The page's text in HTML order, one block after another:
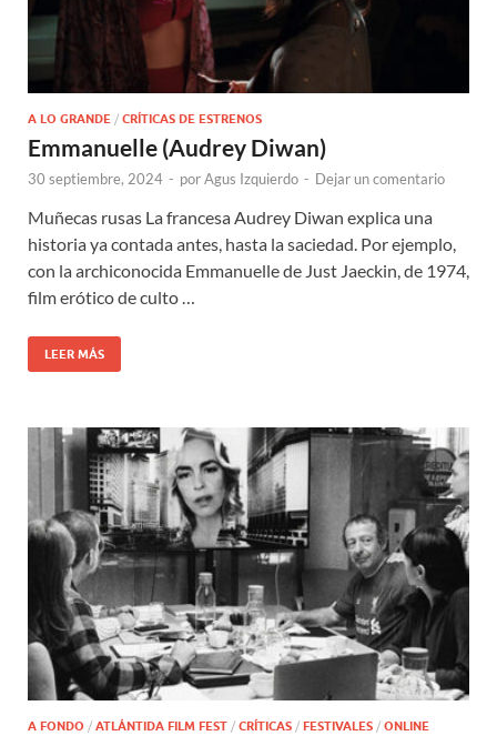
A LO GRANDE / CRÍTICAS DE ESTRENOS
Emmanuelle (Audrey Diwan)
30 septiembre, 2024 - porAgus Izquierdo - Dejar un comentario
Muñecas rusas La francesa Audrey Diwan explica una
historia ya contada antes, hasta la saciedad. Por ejemplo,
con la archiconocida Emmanuelle de Just Jaeckin, de 1974,
film erótico de culto …
LEER MÁS
A FONDO / ATLÁNTIDA FILM FEST / CRÍTICAS / FESTIVALES / ONLINE